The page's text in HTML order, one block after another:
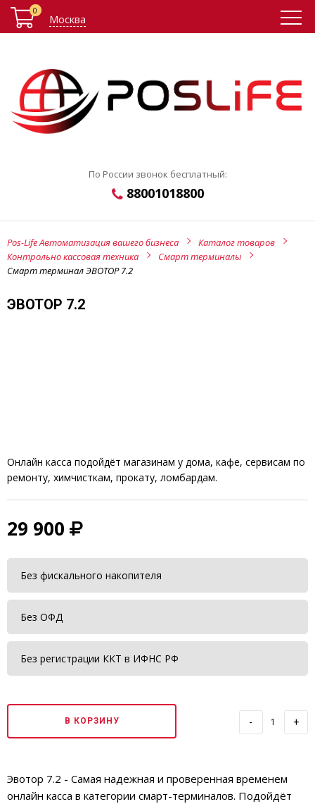
Москва
По России звонок бесплатный:
88001018800
0
Pos-Life Автоматизация вашего бизнеса
Каталог товаров
Контрольно кассовая техника
Смарт терминалы
Смарт терминал ЭВОТОР 7.2
ЭВОТОР 7.2
Онлайн касса подойдёт магазинам у дома, кафе, сервисам по
ремонту, химчисткам, прокату, ломбардам.
29 900
Без фискального накопителя
Без ОФД
Без регистрации ККТ в ИФНС РФ
В КОРЗИНУ - +
Эвотор 7.2 - Самая надежная и проверенная временем
онлайн касса в категории смарт-терминалов. Подойдёт